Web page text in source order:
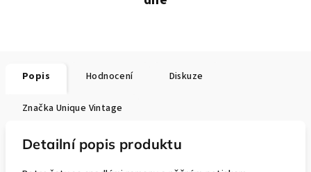
Popis Hodnocení Diskuze
Značka Unique Vintage
Detailní popis produktu